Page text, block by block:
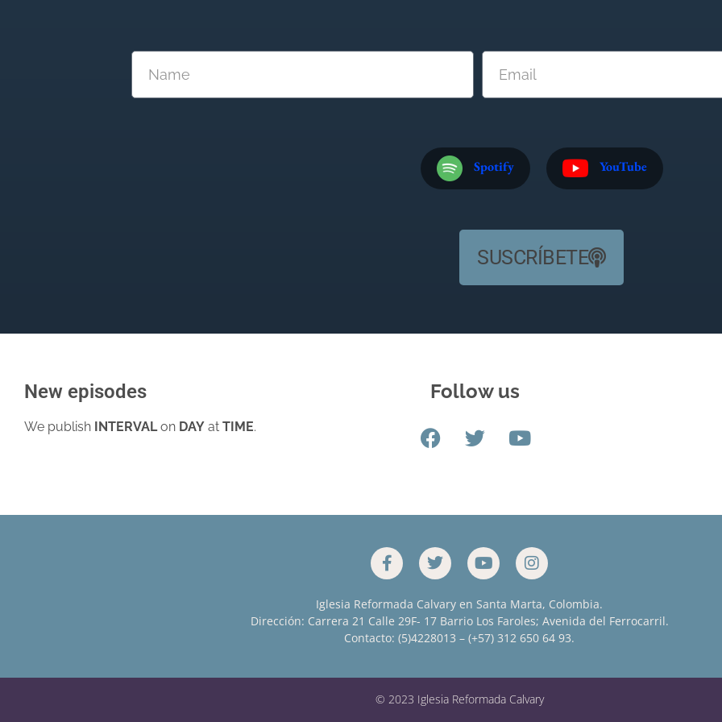
Spotify YouTube
SUSCRÍBETE
New episodes
We publish INTERVALon DAY at TIME.
Follow us
Iglesia Reformada Calvary en Santa Marta, Colombia.
Dirección: Carrera 21 Calle 29F- 17 Barrio Los Faroles; Avenida del Ferrocarril.
Contacto: (5)4228013 – (+57) 312 650 64 93.
© 2023 Iglesia Reformada Calvary